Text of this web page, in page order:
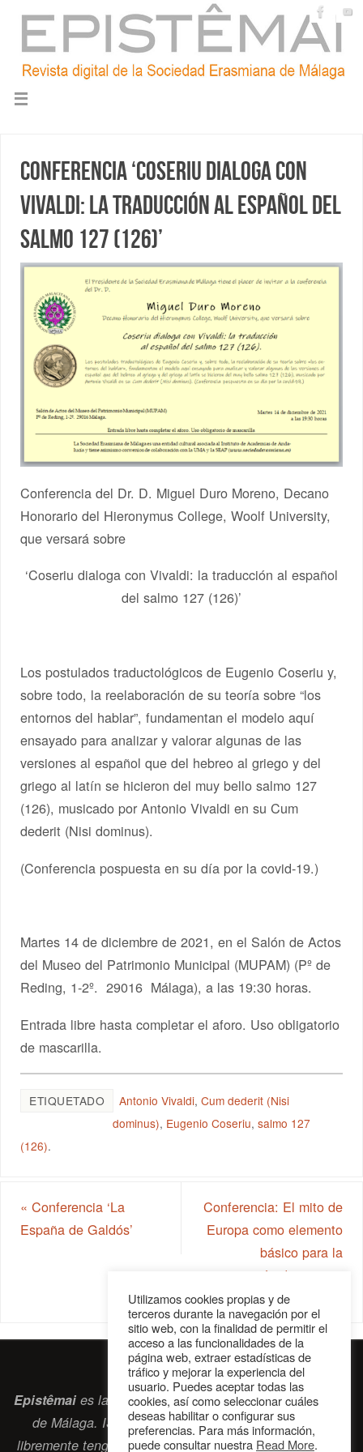
Conferencia ‘Coseriu dialoga con
Vivaldi: la traducción al español del
salmo 127 (126)’
Conferencia del Dr. D. Miguel Duro Moreno, Decano
Honorario del Hieronymus College, Woolf University,
que versará sobre
‘Coseriu dialoga con Vivaldi: la traducción al español
del salmo 127 (126)’
Los postulados traductológicos de Eugenio Coseriu y,
sobre todo, la reelaboración de su teoría sobre “los
entornos del hablar”, fundamentan el modelo aquí
ensayado para analizar y valorar algunas de las
versiones al español que del hebreo al griego y del
griego al latín se hicieron del muy bello salmo 127
(126), musicado por Antonio Vivaldi en su Cum
dederit (Nisi dominus).
(Conferencia pospuesta en su día por la covid-19.)
Martes 14 de diciembre de 2021, en el Salón de Actos
del Museo del Patrimonio Municipal (MUPAM) (Pº de
Reding, 1-2º. 29016 Málaga), a las 19:30 horas.
Entrada libre hasta completar el aforo. Uso obligatorio
de mascarilla.
ETIQUETADO Antonio Vivaldi,Cum dederit (Nisi
dominus), Eugenio Coseriu,salmo 127
(126).
« Conferencia ‘La
España de Galdós’
Conferencia: El mito de
Europa como elemento
básico para la
construcción de nuestra
identidad cultural
Epistêmaies la revista digital de la Sociedad Erasmiana
de Málaga. ISSN 2697-2468. Bienvenidos cuantos
libremente tengan algo que intercambiar navegando por
Utilizamos cookies propias y de
terceros durante la navegación por el
sitio web, con la finalidad de permitir el
acceso a las funcionalidades de la
página web, extraer estadísticas de
tráfico y mejorar la experiencia del
usuario. Puedes aceptar todas las
cookies, así como seleccionar cuáles
deseas habilitar o configurar sus
preferencias. Para más información,
puede consultar nuestra Read More.